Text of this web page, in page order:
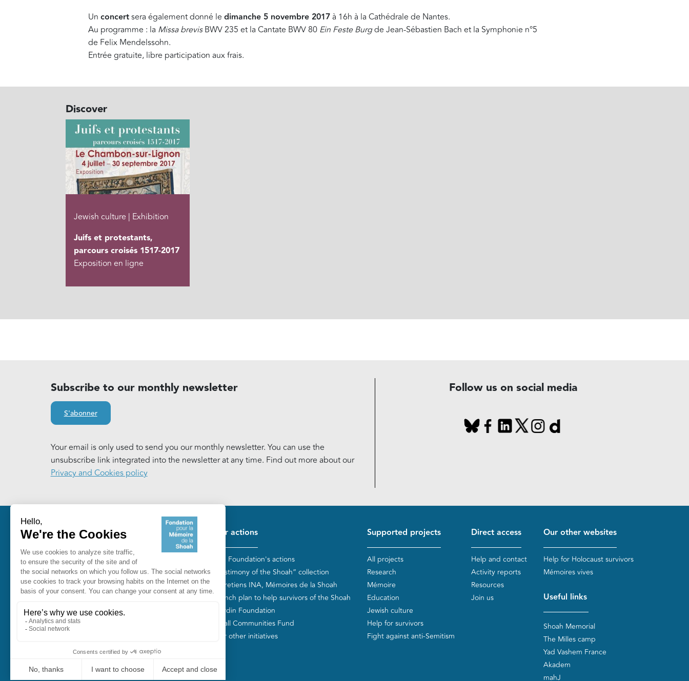
Un concertsera également donné le dimanche 5 novembre 2017à 16h à la Cathédrale de Nantes.
Au programme : la Missa brevisBWV 235 et la Cantate BWV 80 Ein Feste Burgde Jean-Sébastien Bach et la Symphonie n°5
de Felix Mendelssohn.
Entrée gratuite, libre participation aux frais.
Discover
Jewish culture | Exhibition
Juifs et protestants,
parcours croisés 1517-2017
Exposition en ligne
Subscribe to our monthly newsletter
S'abonner
Your email is only used to send you our monthly newsletter. You can use the
unsubscribe link integrated into the newsletter at any time. Find out more about our
Privacy and Cookies policy
Follow us on social media
Fondation pour la Mémoire de la
Shoah
10, avenue Percier - 75008 Paris
Our actions
The Foundation's actions
“Testimony of the Shoah” collection
Entretiens INA, Mémoires de la Shoah
French plan to help survivors of the Shoah
Gordin Foundation
Small Communities Fund
Our other initiatives
Supported projects
All projects
Research
Mémoire
Education
Jewish culture
Help for survivors
Fight against anti-Semitism
Direct access
Help and contact
Activity reports
Resources
Join us
Our other websites
Help for Holocaust survivors
Mémoires vives
Useful links
Shoah Memorial
The Milles camp
Yad Vashem France
Akadem
mahJ